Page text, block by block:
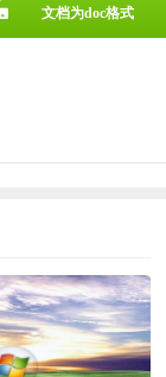
文档为doc格式